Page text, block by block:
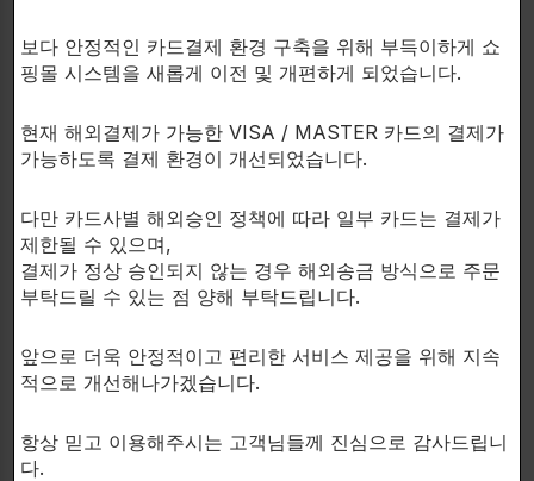
Hexadrone은 비메틸화합물이므로 간에 안전한 범주에
력한 근육증가제들과 스택하는 데 탁월한 선택입니다.
라 근력도 향상되어 훨씬 더 강력한 운동을 할 수 있습
니다.
Hexadrone은 몸에 수분 보유를 유발하지 않고 드라이
글리코겐은 글리코겐 저장에 중요한 효과를 가지며, 거
낌을 줍니다.
보다 안정적인 카드결제 환경 구축을 위해 부득이하게 쇼
핑몰 시스템을 새롭게 이전 및 개편하게 되었습니다.
현재 해외결제가 가능한 VISA / MASTER 카드의 결제가
가능하도록 결제 환경이 개선되었습니다.
다만 카드사별 해외승인 정책에 따라 일부 카드는 결제가
제한될 수 있으며,
결제가 정상 승인되지 않는 경우 해외송금 방식으로 주문
부탁드릴 수 있는 점 양해 부탁드립니다.
앞으로 더욱 안정적이고 편리한 서비스 제공을 위해 지속
적으로 개선해나가겠습니다.
항상 믿고 이용해주시는 고객님들께 진심으로 감사드립니
다.